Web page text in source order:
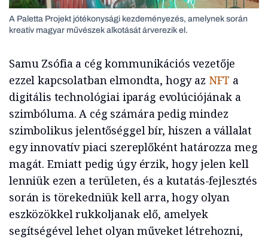
A Paletta Projekt jótékonysági kezdeményezés, amelynek során
kreatív magyar művészek alkotását árverezik el.
Samu Zsófia a cég kommunikációs vezetője
ezzel kapcsolatban elmondta, hogy az NFT a
digitális technológiai iparág evolúciójának a
szimbóluma. A cég számára pedig mindez
szimbolikus jelentőséggel bír, hiszen a vállalat
egy innovatív piaci szereplőként határozza meg
magát. Emiatt pedig úgy érzik, hogy jelen kell
lenniük ezen a területen, és a kutatás-fejlesztés
során is törekedniük kell arra, hogy olyan
eszközökkel rukkoljanak elő, amelyek
segítségével lehet olyan műveket létrehozni,